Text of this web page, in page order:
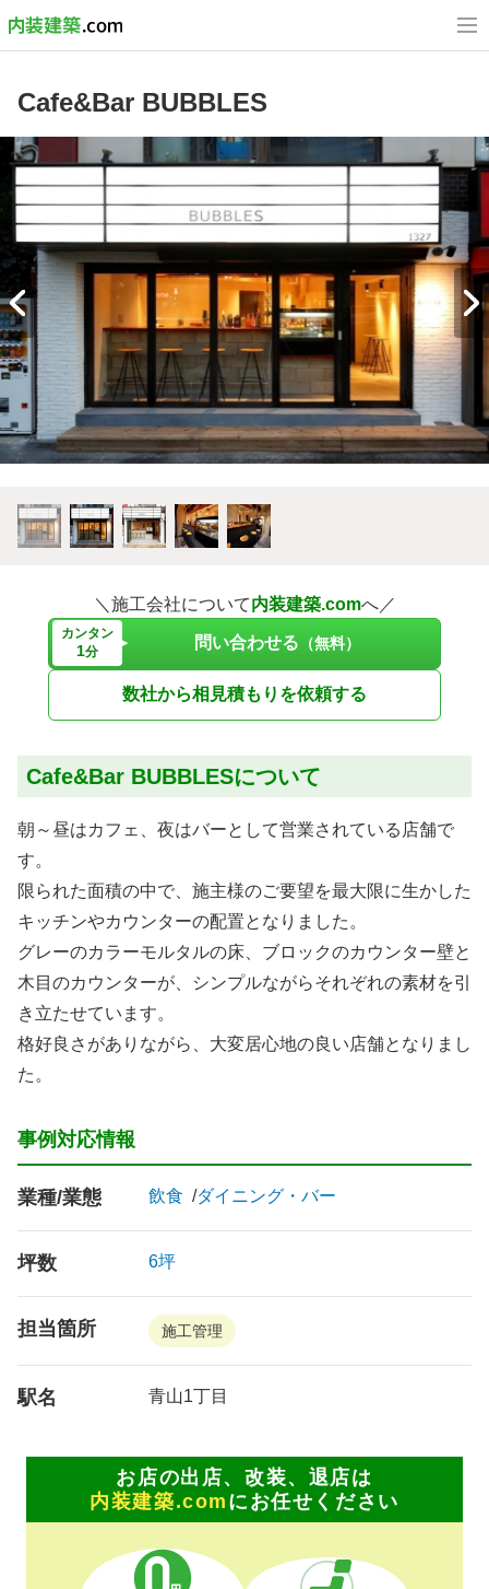
Cafe&Bar BUBBLES
＼施工会社について内装建築.comへ／
カンタン
1分 問い合わせる （無料）
数社から相見積もりを依頼する
Cafe&Bar BUBBLESについて
朝～昼はカフェ、夜はバーとして営業されている店舗で
す。
限られた面積の中で、施主様のご要望を最大限に生かした
キッチンやカウンターの配置となりました。
グレーのカラーモルタルの床、ブロックのカウンター壁と
木目のカウンターが、シンプルながらそれぞれの素材を引
き立たせています。
格好良さがありながら、大変居心地の良い店舗となりまし
た。
事例対応情報
業種/業態 飲食 ダイニング・バー
坪数 6坪
担当箇所 施工管理
駅名 青山1丁目
お店の出店、改装、退店は
内装建築.com にお任せください